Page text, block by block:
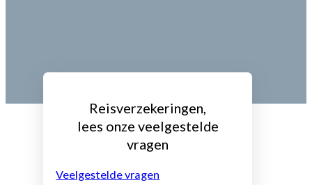
Reisverzekeringen,
lees onze veelgestelde
vragen
Veelgestelde vragen